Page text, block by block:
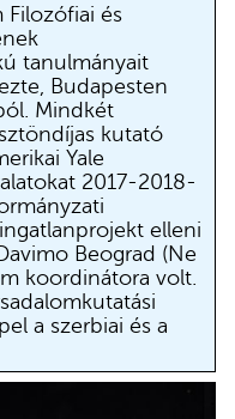
Filozófiai és
tanulmányait
Budapesten
Mindkét
kutató
Yale
2017-2018-
elleni
Beograd (Ne
koordinátora volt.
a szerbiai és a